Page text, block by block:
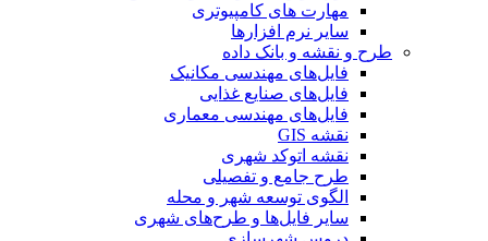
مهارت های کامپیوتری
سایر نرم افزارها
طرح و نقشه و بانک داده
فایل‌های مهندسی مکانیک
فایل‌های صنایع غذایی
فایل‌های مهندسی معماری
نقشه GIS
نقشه اتوکد شهری
طرح جامع و تفصیلی
الگوی توسعه شهر و محله
سایر فایل‌ها و طرح‌های شهری